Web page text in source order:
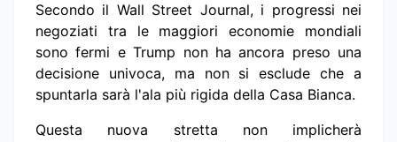
Secondo il Wall Street Journal, i progressi nei
negoziati tra le maggiori economie mondiali
sono fermi e Trump non ha ancora preso una
decisione univoca, ma non si esclude che a
spuntarla sarà l'ala più rigida della Casa Bianca.
Questa nuova stretta non implicherà